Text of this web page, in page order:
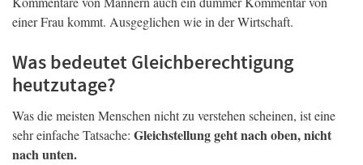
einer Frau kommt. Ausgeglichen wie in der Wirtschaft.
Was bedeutet Gleichberechtigung
heutzutage?
Was die meisten Menschen nicht zu verstehen scheinen, ist eine
sehr einfache Tatsache: Gleichstellung geht nach oben, nicht
nach unten.